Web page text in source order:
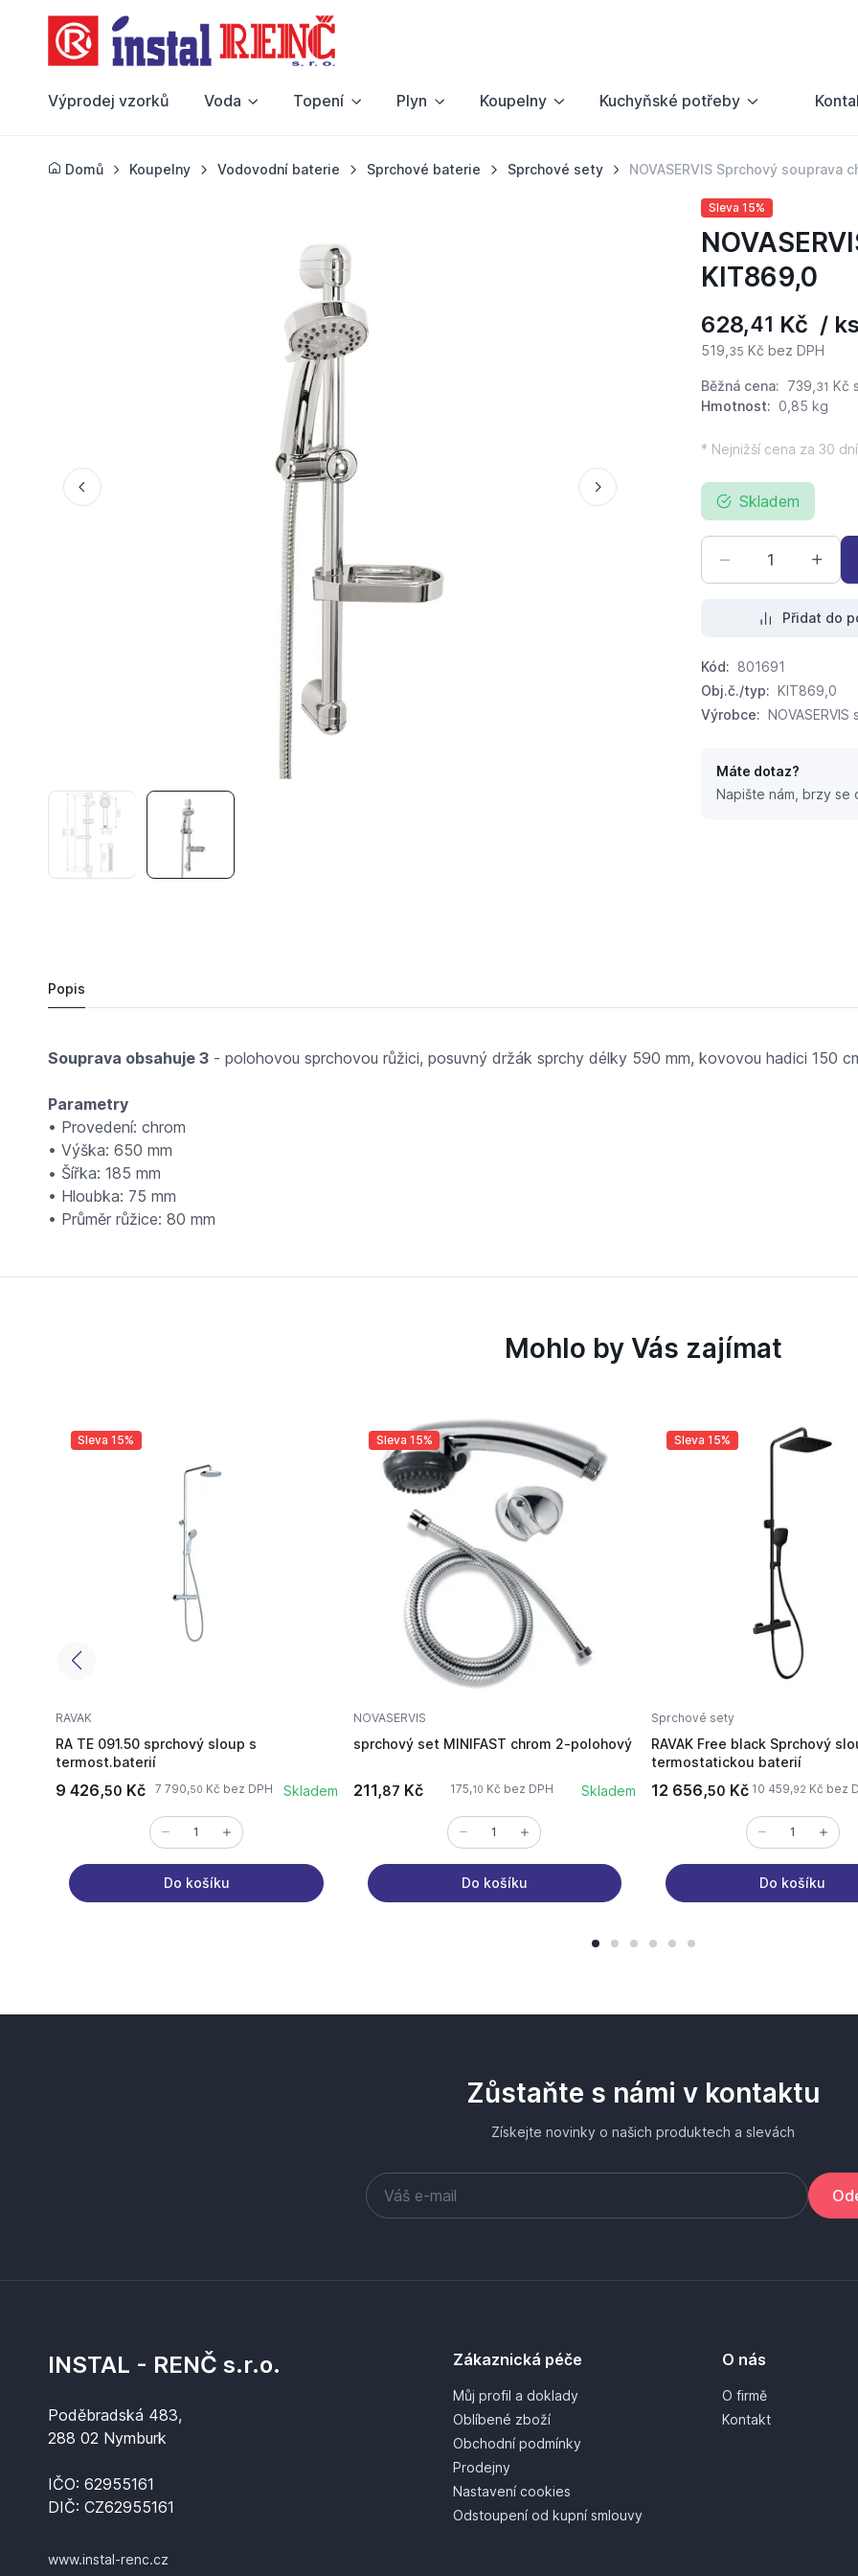
Výprodej vzorků Voda Topení Plyn Koupelny Kuchyňské potřeby
Domů Koupelny Vodovodní baterie Sprchové baterie Sprchové sety NOVASERVIS Sprchový souprava
Sleva 15%
KIT869,0
628,41 Kč / ks
519, 35 Kč bez DPH
Běžná cena: 739, 31 Kč
Hmotnost: 0,85 kg
* Nejnižší cena za 30 dní
Skladem
Přidat do
Kód: 801691
Obj.č./typ: KIT869,0
Výrobce: NOVASERVIS
Máte dotaz?
Napište nám, brzy se
Popis
Souprava obsahuje 3- polohovou sprchovou růžici, posuvný držák sprchy délky 590 mm, kovovou hadici 150
Parametry
• Provedení: chrom
• Výška: 650 mm
• Šířka: 185 mm
• Hloubka: 75 mm
• Průměr růžice: 80 mm
Mohlo by Vás zajímat
Sleva 15%
RAVAK
RA TE 091.50 sprchový sloup s
termost.baterií
9 426,50 Kč 7 790,50 Kč bez DPH Skladem
Do košíku
Sleva 15%
NOVASERVIS
sprchový set MINIFAST chrom 2-polohový
211,87 Kč 175,10 Kč bez DPH Skladem
Do košíku
Sleva 15%
Sprchové sety
RAVAK Free black Sprchový
termostatickou baterií
12 656,50 Kč 10 459,92 Kč bez
Do košíku
Zůstaňte s námi v kontaktu
Získejte novinky o našich produktech a slevách
INSTAL - RENČ s.r.o.
Poděbradská 483,
288 02 Nymburk
IČO: 62955161
DIČ: CZ62955161
www.instal-renc.cz
Zákaznická péče
Můj profil a doklady
Oblíbené zboží
Obchodní podmínky
Prodejny
Nastavení cookies
Odstoupení od kupní smlouvy
O nás
O firmě
Kontakt